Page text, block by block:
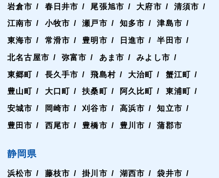
岩倉市 春日井市 尾張旭市 大府市 清須市
江南市 小牧市 瀬戸市 知多市 津島市
東海市 常滑市 豊明市 日進市 半田市
北名古屋市 弥富市 あま市 みよし市
東郷町 長久手市 飛島村 大治町 蟹江町
豊山町 大口町 扶桑町 阿久比町 東浦町
安城市 岡崎市 刈谷市 高浜市 知立市
豊田市 西尾市 豊橋市 豊川市 蒲郡市
静岡県
浜松市 藤枝市 掛川市 湖西市 袋井市